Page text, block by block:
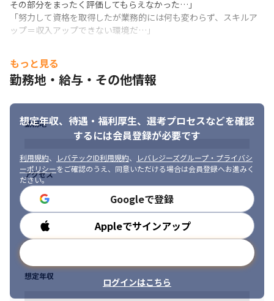
の認証基盤・ゼロトラストセキュリティ強化に携わります。
【プロジェクト例】
Support（Cisco / Juniper / BGP）
■金融機関向け： ネットワークの冗長化とセキュリティ強化（FW
■公共・インフラシステム： ゼロトラストアーキテクチャへの移
行（クラウド接続環境の検証支援 / AWS・Azure連携）
■製造業DX： 工場内無線LAN認証基盤の刷新と最適化（RADIUS /
■次世代ネットワーク： SD-WAN導入と運用自動化（Ansible /
Pythonによるコード化）
【得られる武器】
■「マルチベンダー」の対応力： Cisco、Juniper、Arubaなど、
特定のメーカーに依存しない柔軟なネットワークスキルが身につ
きます。
■「ネットワーク×クラウド・自動化」のスキル： 物理機器の知
識（プロトコル理解）に加え、クラウド接続やAnsibleを用いた自
動化手法を習得し、市場価値の高いアーキテクトへ進化可能。
■「納得」の評価基準： 「どの資格（CCNP、ネットワークスペ
シャリスト、AWS等）を取り、どの工程を経験すれば給与がいく
その部分をまったく評価してもらえなかった…」
「努力して資格を取得したが業務的には何も変わらず、スキルア
ップ＝収入アップできない環境だ…」
・安定した環境で、安心して長く働き続けたい方
・新しい知識・スキルを身につけたい方
もっと見る
勤務地・給与・その他情報
想定年収、待遇・福利厚生、 選考プロセスなどを確認
するには会員登録が必要です
利用規約、 レバテックID利用規約、
レバレジーズグループ・プライバシ
ーポリシーをご確認のうえ、同意いただける場合は会員登録へお進みく
ださい。
Googleで登録
Appleでサインアップ
ログインはこちら
勤務地
アクセス
勤務時間
想定年収